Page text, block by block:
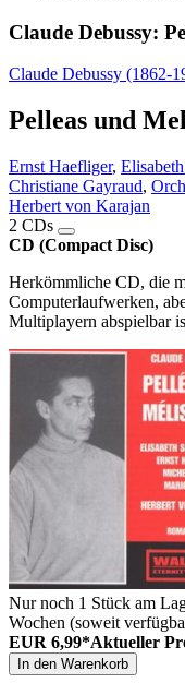
Claude Debussy:
Claude Debussy (1862-
Pelleas und
Ernst Haefliger,
Christiane Gayraud,
Herbert von Karajan
2 CDs
CD (Compact Disc)
Herkömmliche CD, die
Computerlaufwerken,
Multiplayern abspielbar
Nur noch 1 Stück am
Wochen (soweit
EUR 6,99*Aktueller
In den Warenkorb